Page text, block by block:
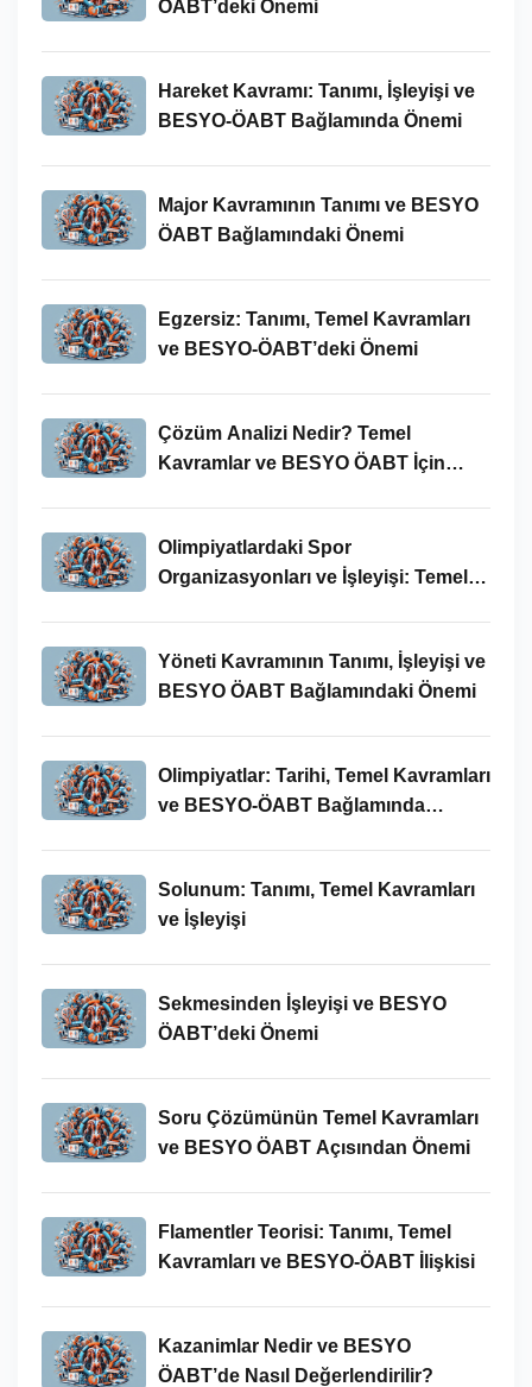
ÖABT’deki Önemi
Hareket Kavramı: Tanımı, İşleyişi ve
BESYO-ÖABT Bağlamında Önemi
Major Kavramının Tanımı ve BESYO
ÖABT Bağlamındaki Önemi
Egzersiz: Tanımı, Temel Kavramları
ve BESYO-ÖABT’deki Önemi
Çözüm Analizi Nedir? Temel
Kavramlar ve BESYO ÖABT İçin
Olimpiyatlardaki Spor
Organizasyonları ve İşleyişi: Temel
Yöneti Kavramının Tanımı, İşleyişi ve
BESYO ÖABT Bağlamındaki Önemi
Olimpiyatlar: Tarihi, Temel Kavramları
ve BESYO-ÖABT Bağlamında
Solunum: Tanımı, Temel Kavramları
ve İşleyişi
Sekmesinden İşleyişi ve BESYO
ÖABT’deki Önemi
Soru Çözümünün Temel Kavramları
ve BESYO ÖABT Açısından Önemi
Flamentler Teorisi: Tanımı, Temel
Kavramları ve BESYO-ÖABT İlişkisi
Kazanimlar Nedir ve BESYO
ÖABT’de Nasıl Değerlendirilir?